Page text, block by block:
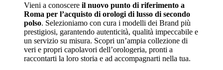
Vieni a conoscere il nuovo punto di riferimento a
Roma per l’acquisto di orologi di lusso di secondo
polso. Selezioniamo con cura i modelli dei Brand più
prestigiosi, garantendo autenticità, qualità impeccabile e
un servizio su misura. Scopri un’ampia collezione di
veri e propri capolavori dell’orologeria, pronti a
raccontarti la loro storia e ad accompagnarti nella tua.